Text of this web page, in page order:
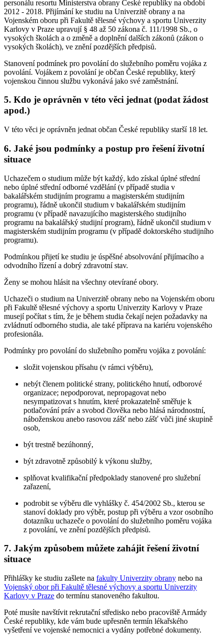
personálu resortu Ministerstva obrany České republiky na období
2012 - 2018. Přijímání ke studiu na Univerzitě obrany a na
Vojenském oboru při Fakultě tělesné výchovy a sportu Univerzity
Karlovy v Praze upravují § 48 až 50 zákona č. 111/1998 Sb., o
vysokých školách a o změně a doplnění dalších zákonů (zákon o
vysokých školách), ve znění pozdějších předpisů.
Stanovení podmínek pro povolání do služebního poměru vojáka z
povolání. Vojákem z povolání je občan České republiky, který
vojenskou činnou službu vykonává jako své zaměstnání.
5. Kdo je oprávněn v této věci jednat (podat žádost
apod.)
V této věci je oprávněn jednat občan České republiky starší 18 let.
6. Jaké jsou podmínky a postup pro řešení životní
situace
Uchazečem o studium může být každý, kdo získal úplné střední
nebo úplné střední odborné vzdělání (v případě studia v
bakalářském studijním programu a magisterském studijním
programu), řádně ukončil studium v bakalářském studijním
programu (v případě navazujícího magisterského studijního
programu na bakalářský studijní program), řádně ukončil studium v
magisterském studijním programu (v případě doktorského studijního
programu).
Podmínkou přijetí ke studiu je úspěšné absolvování přijímacího a
odvodního řízení a dobrý zdravotní stav.
Ženy se mohou hlásit na všechny otevírané obory.
Uchazeči o studium na Univerzitě obrany nebo na Vojenském oboru
při Fakultě tělesné výchovy a sportu Univerzity Karlovy v Praze
musejí počítat s tím, že je během studia čekají nejen požadavky na
zvládnutí odborného studia, ale také příprava na kariéru vojenského
profesionála.
Podmínky pro povolání do služebního poměru vojáka z povolání:
složit vojenskou přísahu (v rámci výběru),
nebýt členem politické strany, politického hnutí, odborové
organizace; nepodporovat, nepropagovat nebo
nesympatizovat s hnutím, které prokazatelně směřuje k
potlačování práv a svobod člověka nebo hlásá národnostní,
náboženskou anebo rasovou zášť nebo zášť vůči jiné skupině
osob,
být trestně bezúhonný,
být zdravotně způsobilý k výkonu služby,
splňovat kvalifikační předpoklady stanovené pro služební
zařazení,
podrobit se výběru dle vyhlášky č. 454/2002 Sb., kterou se
stanoví doklady pro výběr, postup při výběru a vzor osobního
dotazníku uchazeče o povolání do služebního poměru vojáka
z povolání, ve znění pozdějších předpisů.
7. Jakým způsobem můžete zahájit řešení životní
situace
Přihlášky ke studiu zašlete na fakulty Univerzity obrany nebo na
Vojenský obor při Fakultě tělesné výchovy a sportu Univerzity
Karlovy v Praze do termínu stanoveného fakultou.
Poté musíte navštívit rekrutační středisko nebo pracoviště Armády
České republiky, kde vám bude upřesněn termín lékařského
vyšetření ve vojenské nemocnici a vydány potřebné dokumenty.